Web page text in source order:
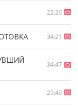
22:26
34:21
34:47
29:40